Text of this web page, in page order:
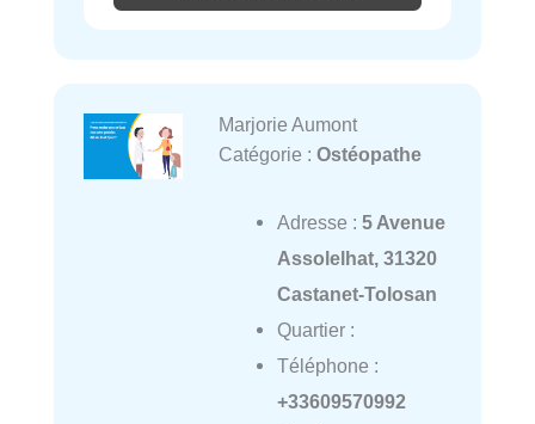
Marjorie Aumont
Catégorie : Ostéopathe
Adresse : 5 Avenue
Assolelhat, 31320
Castanet-Tolosan
Quartier :
Téléphone :
+33609570992